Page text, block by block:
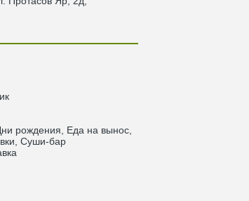
рождения, Еда на вынос,
Суши-бар